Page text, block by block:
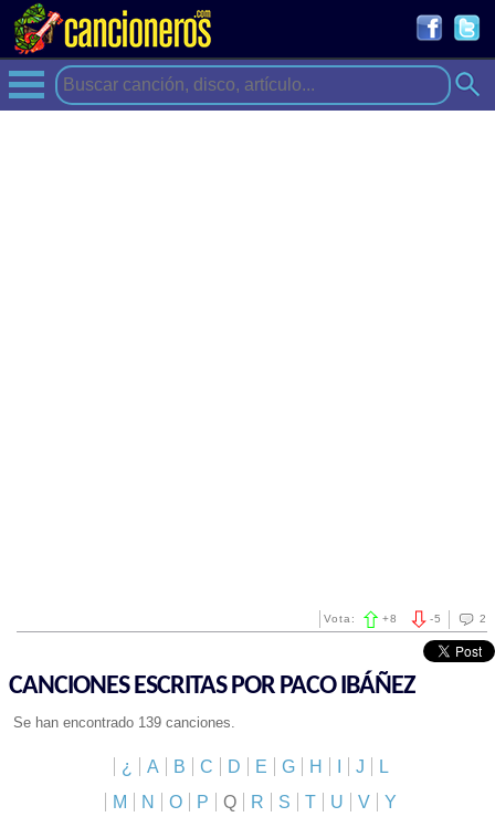
2
-5
Vota: +8
CANCIONES ESCRITAS POR PACO IBÁÑEZ
Se han encontrado 139 canciones.
¿ A B C D E G H J
L
M
N O P Q R S T U V Y